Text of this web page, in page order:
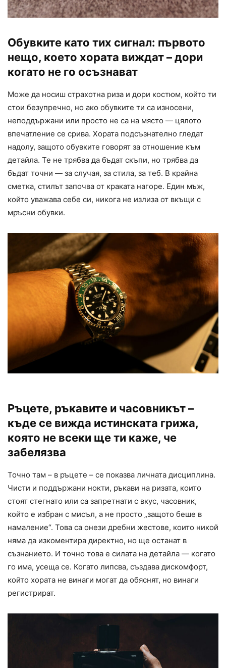
Обувките като тих сигнал: първото
нещо, което хората виждат – дори
когато не го осъзнават
Може да носиш страхотна риза и дори костюм, който ти
стои безупречно, но ако обувките ти са износени,
неподдържани или просто не са на място — цялото
впечатление се срива. Хората подсъзнателно гледат
надолу, защото обувките говорят за отношение към
детайла. Те не трябва да бъдат скъпи, но трябва да
бъдат точни — за случая, за стила, за теб. В крайна
сметка, стилът започва от краката нагоре. Един мъж,
който уважава себе си, никога не излиза от вкъщи с
мръсни обувки.
Ръцете, ръкавите и часовникът –
къде се вижда истинската грижа,
която не всеки ще ти каже, че
забелязва
Точно там – в ръцете – се показва личната дисциплина.
Чисти и поддържани нокти, ръкави на ризата, които
стоят стегнато или са запретнати с вкус, часовник,
който е избран с мисъл, а не просто „защото беше в
намаление“. Това са онези дребни жестове, които никой
няма да изкоментира директно, но ще останат в
съзнанието. И точно това е силата на детайла — когато
го има, усеща се. Когато липсва, създава дискомфорт,
който хората не винаги могат да обяснят, но винаги
регистрират.